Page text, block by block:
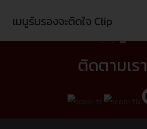
เมนูรับรองจะติดใจ Clip
ติดตามเรา